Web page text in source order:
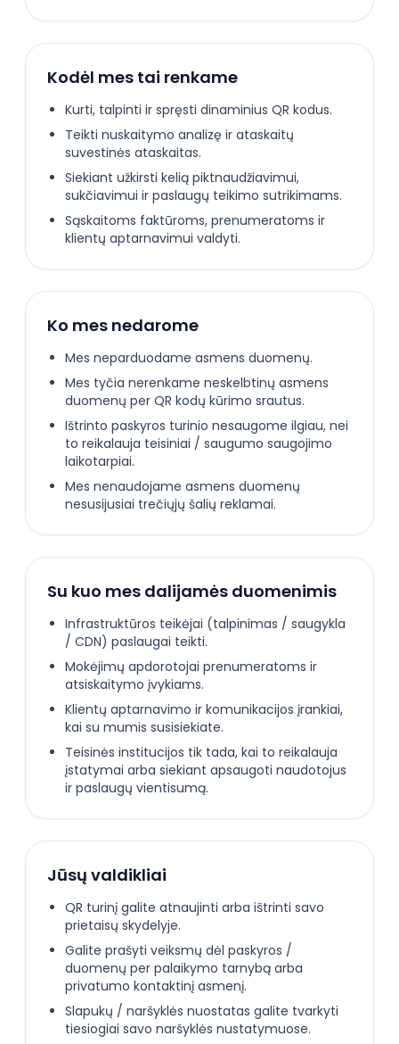
Kodėl mes tai renkame
Kurti, talpinti ir spręsti dinaminius QR kodus.
Teikti nuskaitymo analizę ir ataskaitų
suvestinės ataskaitas.
Siekiant užkirsti kelią piktnaudžiavimui,
sukčiavimui ir paslaugų teikimo sutrikimams.
Sąskaitoms faktūroms, prenumeratoms ir
klientų aptarnavimui valdyti.
Ko mes nedarome
Mes neparduodame asmens duomenų.
Mes tyčia nerenkame neskelbtinų asmens
duomenų per QR kodų kūrimo srautus.
Ištrinto paskyros turinio nesaugome ilgiau, nei
to reikalauja teisiniai / saugumo saugojimo
laikotarpiai.
Mes nenaudojame asmens duomenų
nesusijusiai trečiųjų šalių reklamai.
Su kuo mes dalijamės duomenimis
Infrastruktūros teikėjai (talpinimas / saugykla
/ CDN) paslaugai teikti.
Mokėjimų apdorotojai prenumeratoms ir
atsiskaitymo įvykiams.
Klientų aptarnavimo ir komunikacijos įrankiai,
kai su mumis susisiekiate.
Teisinės institucijos tik tada, kai to reikalauja
įstatymai arba siekiant apsaugoti naudotojus
ir paslaugų vientisumą.
Jūsų valdikliai
QR turinį galite atnaujinti arba ištrinti savo
prietaisų skydelyje.
Galite prašyti veiksmų dėl paskyros /
duomenų per palaikymo tarnybą arba
privatumo kontaktinį asmenį.
Slapukų / naršyklės nuostatas galite tvarkyti
tiesiogiai savo naršyklės nustatymuose.